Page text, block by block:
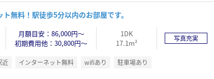
無料！駅徒歩5分以内のお部屋です。
月額目安：86,000円～
初期費用他：30,800円～
1DK
17.1m²
写真充実
近 インターネット無料 wifiあり 駐車場あり